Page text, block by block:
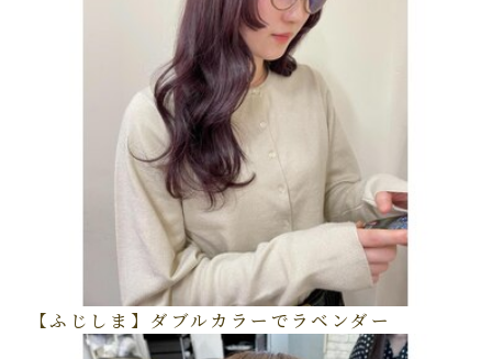
【ふじしま】ダブルカラーでラベンダー